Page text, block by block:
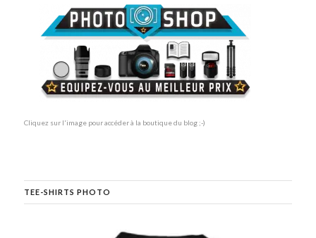
Cliquez sur l'image pour accéder à la boutique du blog ;-)
TEE-SHIRTS PHOTO